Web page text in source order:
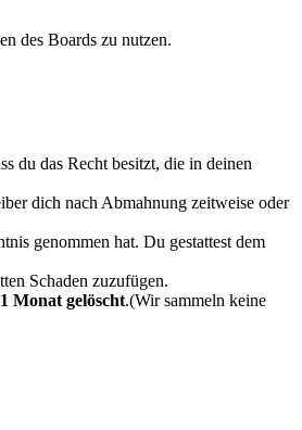
des Boards zu nutzen.
du das Recht besitzt, die in deinen
dich nach Abmahnung zeitweise oder
genommen hat. Du gestattest dem
Schaden zuzufügen.
Monat gelöscht.(Wir sammeln keine